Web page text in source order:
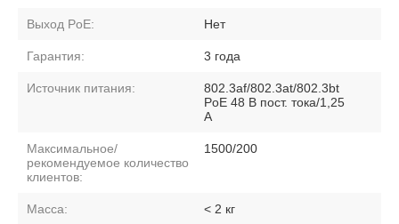
Выход PoE: Нет
Гарантия: 3 года
Источник питания:
802.3af/802.3at/802.3bt
PoE 48 В пост. тока/1,25
А
Максимальное/
рекомендуемое количество
клиентов:
1500/200
Масса: < 2 кг